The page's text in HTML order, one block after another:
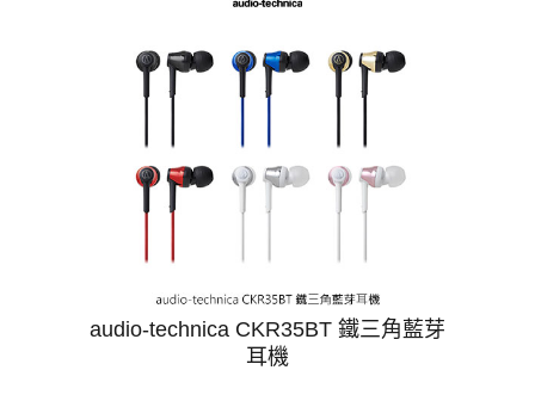
audio-technica CKR35BT 鐵三角藍芽
耳機